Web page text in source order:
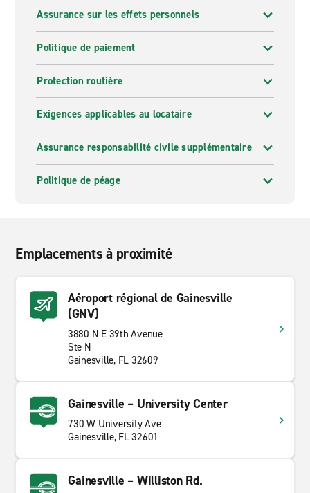
Assurance sur les effets personnels
Politique de paiement
Protection routière
Exigences applicables au locataire
Assurance responsabilité civile supplémentaire
Politique de péage
Emplacements à proximité
Aéroport régional de Gainesville
(GNV)
3880 N E 39th Avenue
Ste N
Gainesville, FL 32609
Gainesville – University Center
730 W University Ave
Gainesville, FL 32601
Gainesville – Williston Rd.